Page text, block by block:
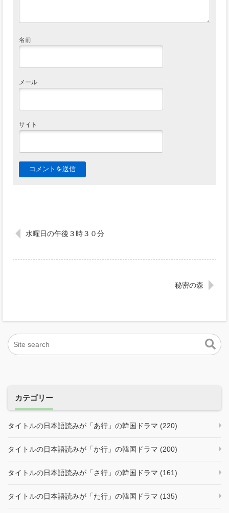
名前
メール
サイト
水曜日の午後３時３０分
秘密の森
カテゴリー
タイトルの日本語読みが「あ行」の韓国ドラマ (220)
タイトルの日本語読みが「か行」の韓国ドラマ (200)
タイトルの日本語読みが「さ行」の韓国ドラマ (161)
タイトルの日本語読みが「た行」の韓国ドラマ (135)